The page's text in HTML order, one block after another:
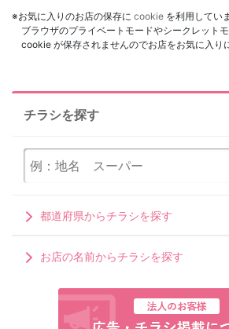
※お気に入りのお店の保存に cookie を利用してい
ブラウザのプライベートモードやシークレット
cookie が保存されませんのでお店をお気に入り
チラシを探す
都道府県からチラシを探す
お店の名前からチラシを探す